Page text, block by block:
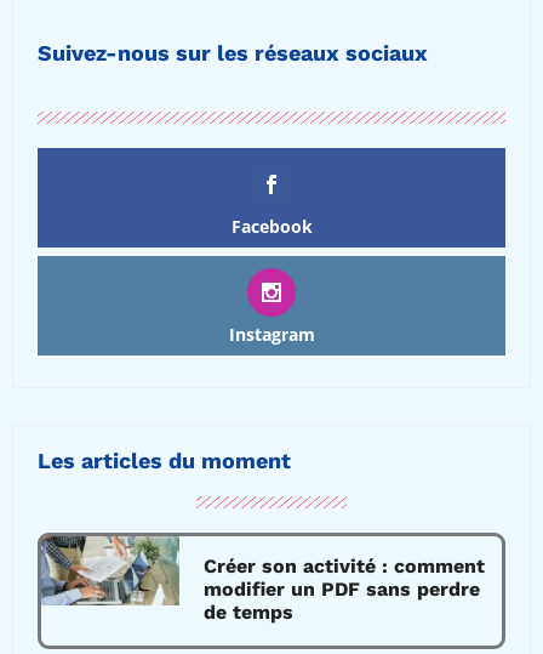
Suivez-nous sur les réseaux sociaux
Facebook
Instagram
Les articles du moment
Créer son activité : comment
modifier un PDF sans perdre
de temps